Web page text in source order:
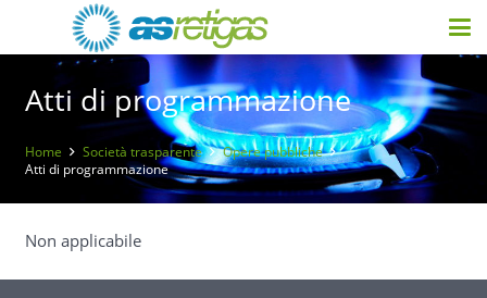
Atti di programmazione
Home Società trasparente
Opere pubbliche
Atti di programmazione
Non applicabile